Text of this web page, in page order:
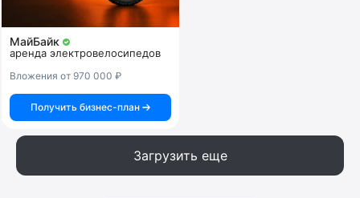
МайБайк
аренда электровелосипедов
Вложения от 970 000 ₽
Получить бизнес-план
Загрузить еще